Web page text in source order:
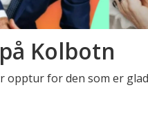
Kolbotn
opptur for den som er